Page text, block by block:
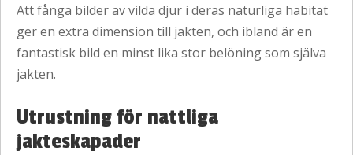
Att fånga bilder av vilda djur i deras naturliga habitat
ger en extra dimension till jakten, och ibland är en
fantastisk bild en minst lika stor belöning som själva
jakten.
Utrustning för nattliga
jakteskapader